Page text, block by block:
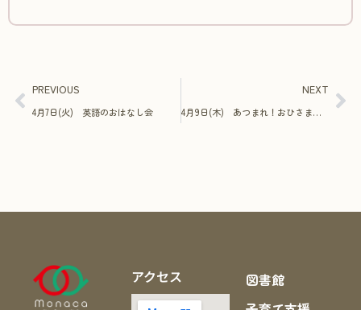
PREVIOUS
4月7日(火) 英語のおはなし会
NEXT
4月9日(木) あつまれ！おひさまキッズ
アクセス
図書館